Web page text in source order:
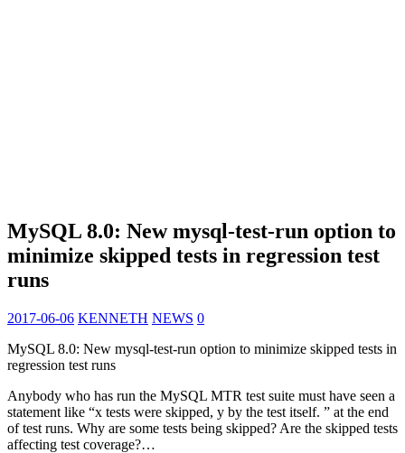
MySQL 8.0: New mysql-test-run option to
minimize skipped tests in regression test
runs
2017-06-06 KENNETH NEWS 0
MySQL 8.0: New mysql-test-run option to minimize skipped tests in
regression test runs
Anybody who has run the MySQL MTR test suite must have seen a
statement like “x tests were skipped, y by the test itself. ” at the end
of test runs. Why are some tests being skipped? Are the skipped tests
affecting test coverage?…